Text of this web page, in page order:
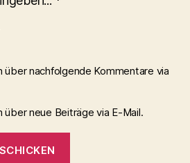
über nachfolgende Kommentare via
über neue Beiträge via E-Mail.